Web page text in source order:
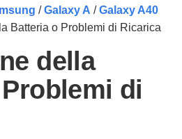
/Galaxy A /Galaxy A40
Batteria o Problemi di Ricarica
della
di